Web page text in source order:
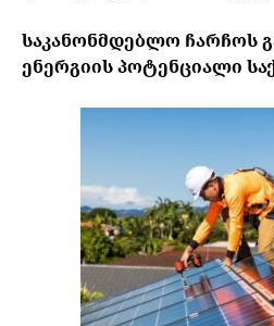
საკანონმდებლო ჩარჩოს
ენერგიის პოტენციალი